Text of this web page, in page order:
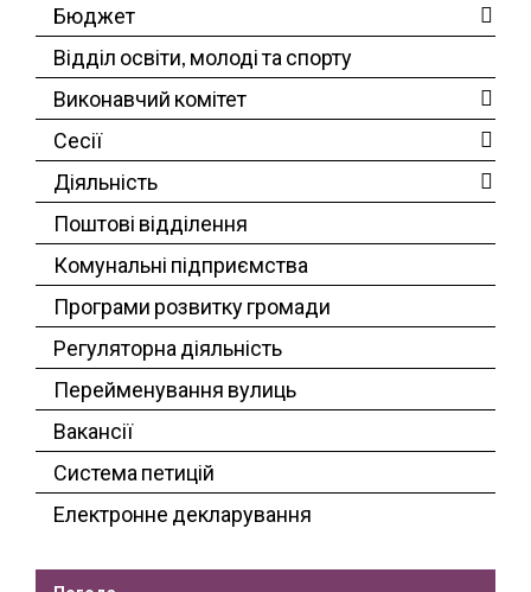
Бюджет
Відділ освіти, молоді та спорту
Виконавчий комітет
Сесії
Діяльність
Поштові відділення
Комунальні підприємства
Програми розвитку громади
Регуляторна діяльність
Перейменування вулиць
Вакансії
Система петицій
Електронне декларування